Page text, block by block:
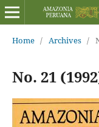
Home / Archives /
No. 21